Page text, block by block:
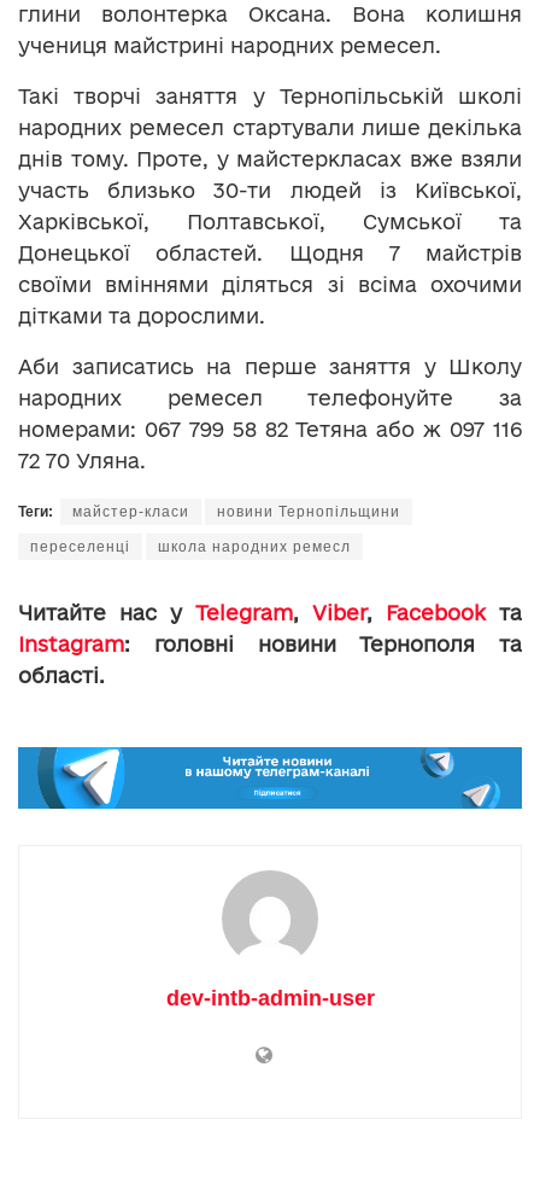
глини волонтерка Оксана. Вона колишня
учениця майстрині народних ремесел.
Такі творчі заняття у Тернопільській школі
народних ремесел стартували лише декілька
днів тому. Проте, у майстеркласах вже взяли
участь близько 30-ти людей із Київської,
Харківської, Полтавської, Сумської та
Донецької областей. Щодня 7 майстрів
своїми вміннями діляться зі всіма охочими
дітками та дорослими.
Аби записатись на перше заняття у Школу
народних ремесел телефонуйте за
номерами: 067 799 58 82 Тетяна або ж 097 116
72 70 Уляна.
Теги: майстер-класи новини Тернопільщини
переселенці школа народних ремесл
Читайте нас у Telegram, Viber, Facebookта
Instagram: головні новини Тернополя та
області.
dev-intb-admin-user